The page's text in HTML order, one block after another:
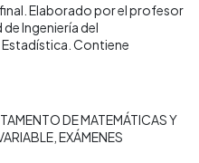
Elaborado por el profesor
Ingeniería del
Contiene
DE MATEMÁTICAS Y
EXÁMENES